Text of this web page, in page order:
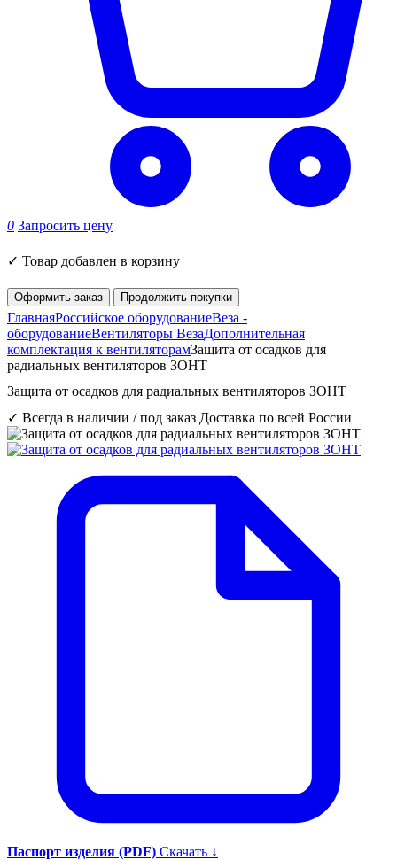
0 Запросить цену
✓ Товар добавлен в корзину
Оформить заказ Продолжить покупки
ГлавнаяРоссийское оборудованиеВеза -
оборудованиеВентиляторы ВезаДополнительная
комплектация к вентиляторамЗащита от осадков для
радиальных вентиляторов ЗОНТ
Защита от осадков для радиальных вентиляторов ЗОНТ
✓ Всегда в наличии / под заказ Доставка по всей России
Паспорт изделия (PDF) Скачать ↓